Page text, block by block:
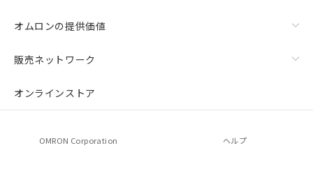
オムロンの提供価値
販売ネットワーク
オンラインストア
OMRON Corporation ヘルプ